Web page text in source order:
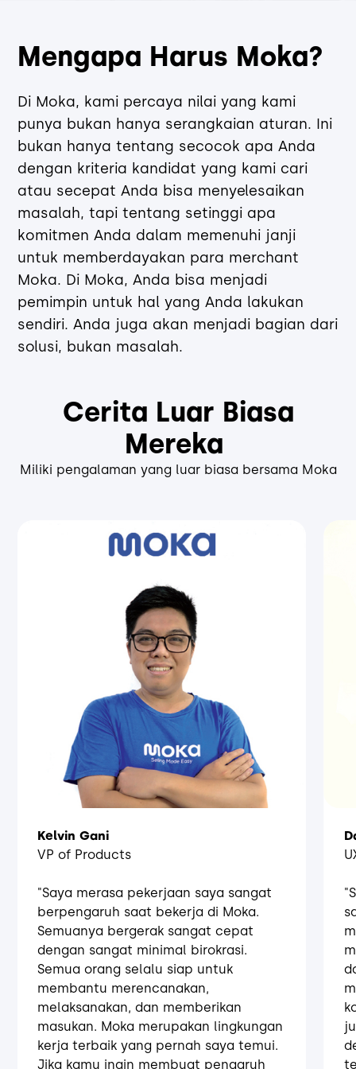
Mengapa Harus Moka?
Di Moka, kami percaya nilai yang kami
punya bukan hanya serangkaian aturan. Ini
bukan hanya tentang secocok apa Anda
dengan kriteria kandidat yang kami cari
atau secepat Anda bisa menyelesaikan
masalah, tapi tentang setinggi apa
komitmen Anda dalam memenuhi janji
untuk memberdayakan para merchant
Moka. Di Moka, Anda bisa menjadi
pemimpin untuk hal yang Anda lakukan
sendiri. Anda juga akan menjadi bagian dari
solusi, bukan masalah.
Cerita Luar Biasa
Mereka
Miliki pengalaman yang luar biasa bersama Moka
Kelvin Gani
VP of Products
"Saya merasa pekerjaan saya sangat
berpengaruh saat bekerja di Moka.
Semuanya bergerak sangat cepat
dengan sangat minimal birokrasi.
Semua orang selalu siap untuk
membantu merencanakan,
melaksanakan, dan memberikan
masukan. Moka merupakan lingkungan
kerja terbaik yang pernah saya temui.
Jika kamu ingin membuat pengaruh